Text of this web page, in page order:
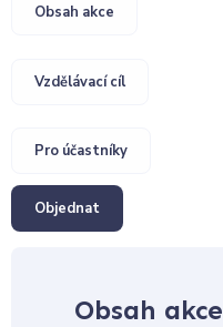
Obsah akce
Vzdělávací cíl
Pro účastníky
Objednat
Obsah akce